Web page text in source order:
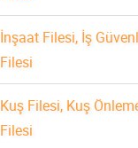
İnşaat Filesi, İş
Filesi
Kuş Filesi, Kuş
Filesi